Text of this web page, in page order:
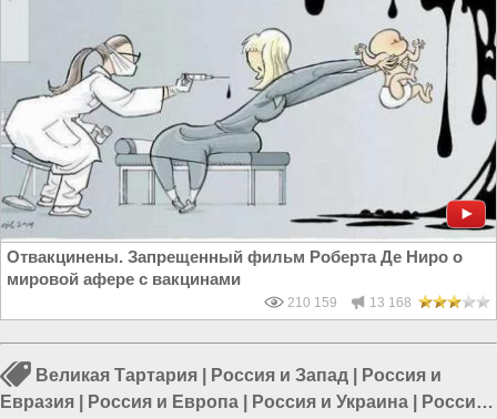
Отвакцинены. Запрещенный фильм Роберта Де Ниро о
мировой афере с вакцинами
210 159 13 168
Великая Тартария Россия и Запад
Россия и
Евразия
Россия и Европа Россия и Украина
Россия